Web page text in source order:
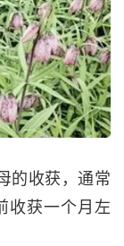
的收获，通常
收获一个月左